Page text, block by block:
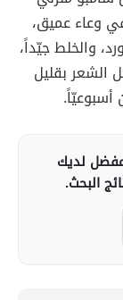
وعاء عميق،
والخلط جيّداً،
الشعر بقليل
لديك
البحث.